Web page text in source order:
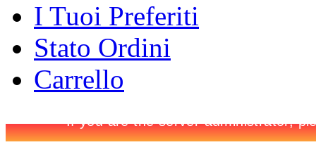
I Tuoi Preferiti
Stato Ordini
Carrello